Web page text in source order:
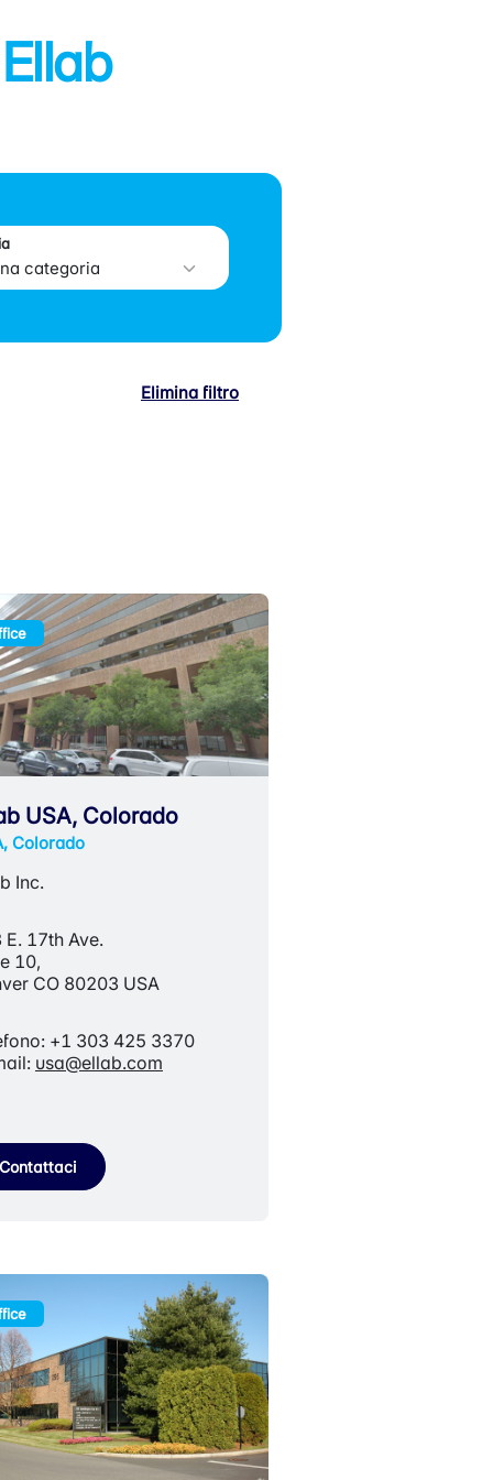
Elimina filtro
USA, Colorado
Colorado
Inc.
E. 17th Ave.
10,
CO 80203 USA
+1 303 425 3370
usa@ellab.com